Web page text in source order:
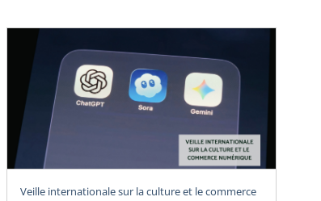
Veille internationale sur la culture et le commerce